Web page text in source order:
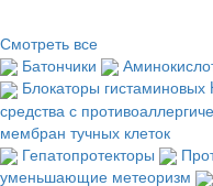
Смотреть все
Батончики
Блокаторы гистаминовых
средства с
мембран тучных клеток
Гепатопротекторы
уменьшающие метеоризм